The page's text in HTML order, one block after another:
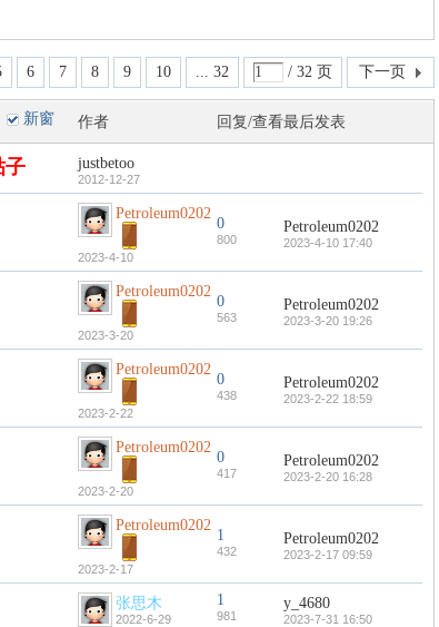
6 7 8 9 10 ... 32 / 32 页 下一页
新窗 作者 回复/查看最后发表
子 justbetoo
2012-12-27
Petroleum0202
2023-4-10
0
800
Petroleum0202
2023-4-10 17:40
Petroleum0202
2023-3-20
0
563
Petroleum0202
2023-3-20 19:26
Petroleum0202
2023-2-22
0
438
Petroleum0202
2023-2-22 18:59
Petroleum0202
2023-2-20
0
417
Petroleum0202
2023-2-20 16:28
Petroleum0202
2023-2-17
1
432
Petroleum0202
2023-2-17 09:59
张思木
2022-6-29
1
981
y_4680
2023-7-31 16:50